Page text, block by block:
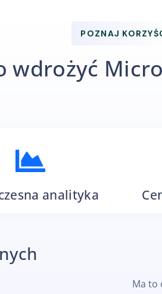
POZNAJ
wdrożyć
analityka
Ma to